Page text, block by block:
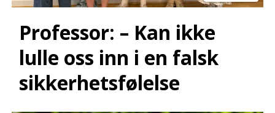
Professor: – Kan ikke
lulle oss inn i en falsk
sikkerhetsfølelse